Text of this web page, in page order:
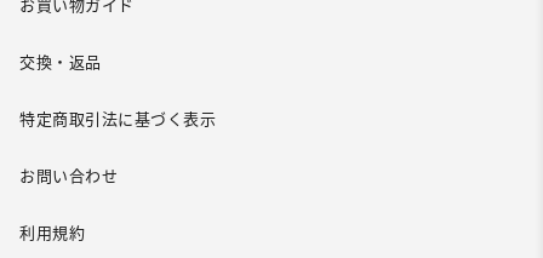
お買い物ガイド
交換・返品
特定商取引法に基づく表示
お問い合わせ
利用規約